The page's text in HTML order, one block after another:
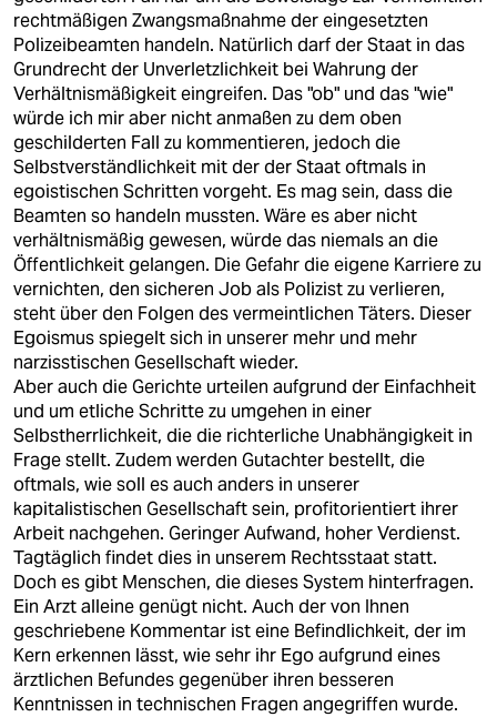
rechtmäßigen Zwangsmaßnahme der eingesetzten
Polizeibeamten handeln. Natürlich darf der Staat in das
Grundrecht der Unverletzlichkeit bei Wahrung der
Verhältnismäßigkeit eingreifen. Das "ob" und das "wie"
würde ich mir aber nicht anmaßen zu dem oben
geschilderten Fall zu kommentieren, jedoch die
Selbstverständlichkeit mit der der Staat oftmals in
egoistischen Schritten vorgeht. Es mag sein, dass die
Beamten so handeln mussten. Wäre es aber nicht
verhältnismäßig gewesen, würde das niemals an die
Öffentlichkeit gelangen. Die Gefahr die eigene Karriere zu
vernichten, den sicheren Job als Polizist zu verlieren,
steht über den Folgen des vermeintlichen Täters. Dieser
Egoismus spiegelt sich in unserer mehr und mehr
narzisstischen Gesellschaft wieder.
Aber auch die Gerichte urteilen aufgrund der Einfachheit
und um etliche Schritte zu umgehen in einer
Selbstherrlichkeit, die die richterliche Unabhängigkeit in
Frage stellt. Zudem werden Gutachter bestellt, die
oftmals, wie soll es auch anders in unserer
kapitalistischen Gesellschaft sein, profitorientiert ihrer
Arbeit nachgehen. Geringer Aufwand, hoher Verdienst.
Tagtäglich findet dies in unserem Rechtsstaat statt.
Doch es gibt Menschen, die dieses System hinterfragen.
Ein Arzt alleine genügt nicht. Auch der von Ihnen
geschriebene Kommentar ist eine Befindlichkeit, der im
Kern erkennen lässt, wie sehr ihr Ego aufgrund eines
ärztlichen Befundes gegenüber ihren besseren
Kenntnissen in technischen Fragen angegriffen wurde.